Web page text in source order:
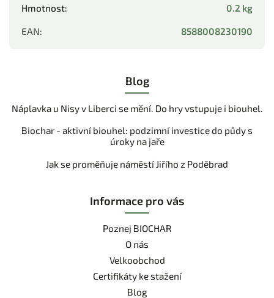
Hmotnost: 0.2 kg
EAN: 8588008230190
Blog
Náplavka u Nisy v Liberci se mění. Do hry vstupuje i biouhel.
Biochar - aktivní biouhel: podzimní investice do půdy s
úroky na jaře
Jak se proměňuje náměstí Jiřího z Poděbrad
Informace pro vás
Poznej BIOCHAR
O nás
Velkoobchod
Certifikáty ke stažení
Blog